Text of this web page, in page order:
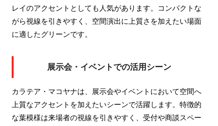
レイのアクセントとしても人気があります。コンパクトな
がら視線を引きやすく、空間演出に上質さを加えたい場面
に適したグリーンです。
展示会・イベントでの活用シーン
カラテア・マコヤナは、展示会やイベントにおいて空間へ
上質なアクセントを加えたいシーンで活躍します。特徴的
な葉模様は来場者の視線を引きやすく、受付や商談スペー